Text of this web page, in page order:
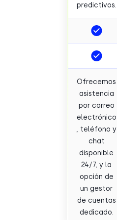
predictivos.
Ofrecemos
asistencia
por correo
electrónico
, teléfono y
chat
disponible
24/7, y la
opción de
un gestor
de cuentas
dedicado.